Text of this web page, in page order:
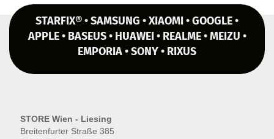
STARFIX® • SAMSUNG • XIAOMI • GOOGLE •
APPLE • BASEUS • HUAWEI • REALME • MEIZU •
EMPORIA • SONY • RIXUS
STORE Wien - Liesing
Breitenfurter Straße 385